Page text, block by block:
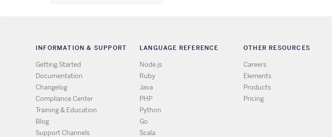
INFORMATION & SUPPORT
Getting Started
Documentation
Changelog
Compliance Center
Training & Education
Blog
Support Channels
LANGUAGE REFERENCE
Node.js
Ruby
Java
PHP
Python
Go
Scala
OTHER RESOURCES
Careers
Elements
Products
Pricing